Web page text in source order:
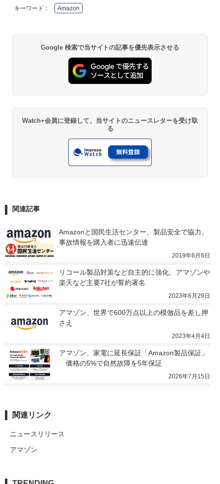
キーワード： Amazon
Google 検索で当サイトの記事を優先表示させる
Watch+会員に登録して、当サイトのニュースレターを受け取
る
関連記事
Amazonと国民生活センター、製品安全で協力。
事故情報を購入者に迅速伝達
2019年6月6日
リコール製品対策など自主的に強化、アマゾンや
楽天など主要7社が誓約署名
2023年6月29日
アマゾン、世界で600万点以上の模倣品を差し押
さえ
2023年4月4日
アマゾン、家電に延長保証「Amazon製品保証」
価格の5%で自然故障を5年保証
2026年7月15日
関連リンク
ニュースリリース
アマゾン